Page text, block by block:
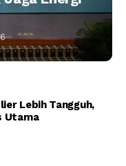
Lebih Tangguh,
Utama